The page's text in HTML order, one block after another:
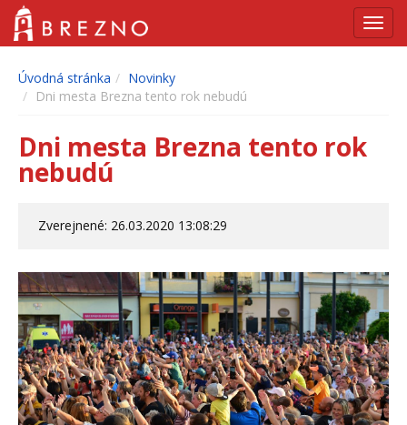
Úvodná stránka
Novinky
Dni mesta Brezna tento rok nebudú
Dni mesta Brezna tento rok
nebudú
Zverejnené: 26.03.2020 13:08:29